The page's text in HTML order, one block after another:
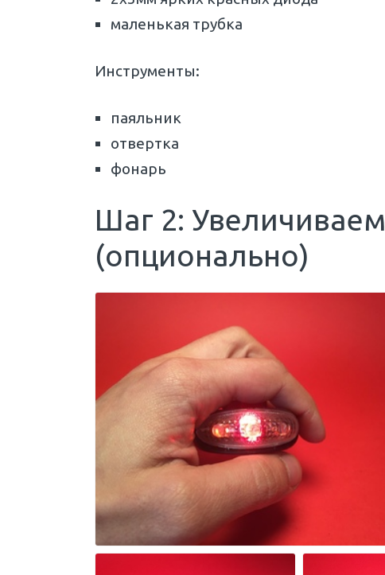
маленькая трубка
Инструменты:
паяльник
отвертка
фонарь
Шаг 2:
(опционально)